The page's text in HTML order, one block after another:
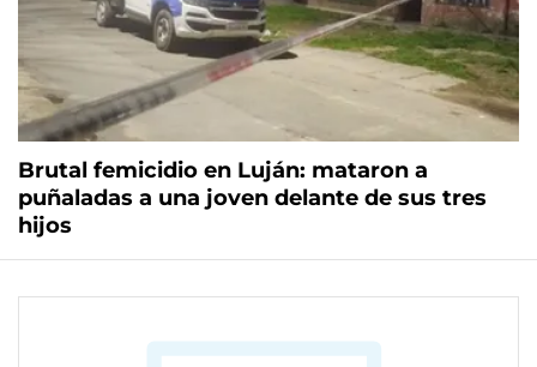
Brutal femicidio en Luján: mataron a
puñaladas a una joven delante de sus tres
hijos